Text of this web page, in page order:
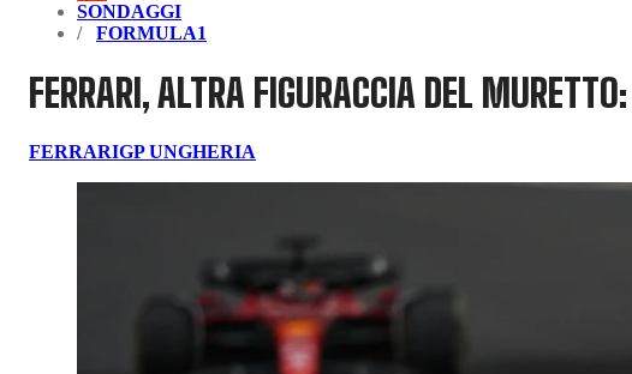
SONDAGGI
FORMULA1
FERRARI, ALTRA FIGURACCIA DEL
FERRARIGP UNGHERIA